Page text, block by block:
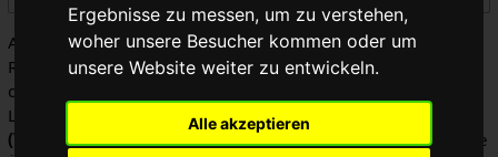
Ergebnisse zu messen, um zu verstehen,
woher unsere Besucher kommen oder um
unsere Website weiter zu entwickeln.
Alle akzeptieren
Auswahl des Versionsunterschieds: Markiere die
Radiobuttons der zu vergleichenden Versionen und drücke
die Eingabetaste oder die Schaltfläche am unteren Rand.
Legende:
= Unterschied zur aktuellen Version,
(Vorherige)= Unterschied zur vorherigen Version,K= Kleine